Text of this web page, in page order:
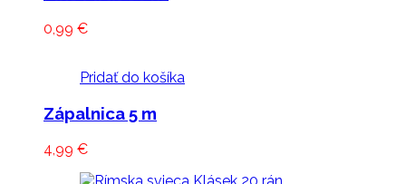
0,99 €
Pridať do košíka
Zápalnica 5 m
4,99 €